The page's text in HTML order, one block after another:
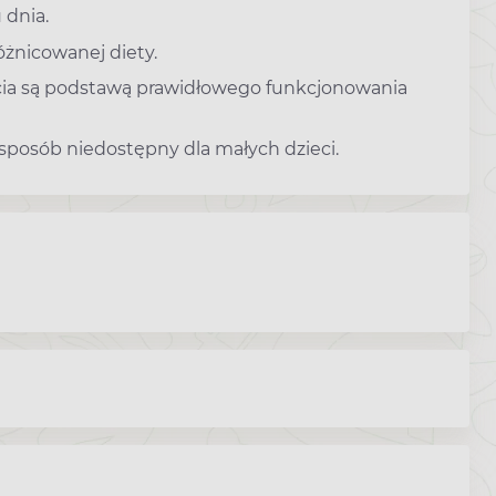
dnia.
diety.
są podstawą prawidłowego funkcjonowania
niedostępny dla małych dzieci.